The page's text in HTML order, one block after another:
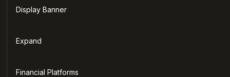
Display Banner
Expand
Financial Platforms